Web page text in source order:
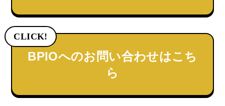
CLICK!
BPIOへのお問い合わせはこち
ら